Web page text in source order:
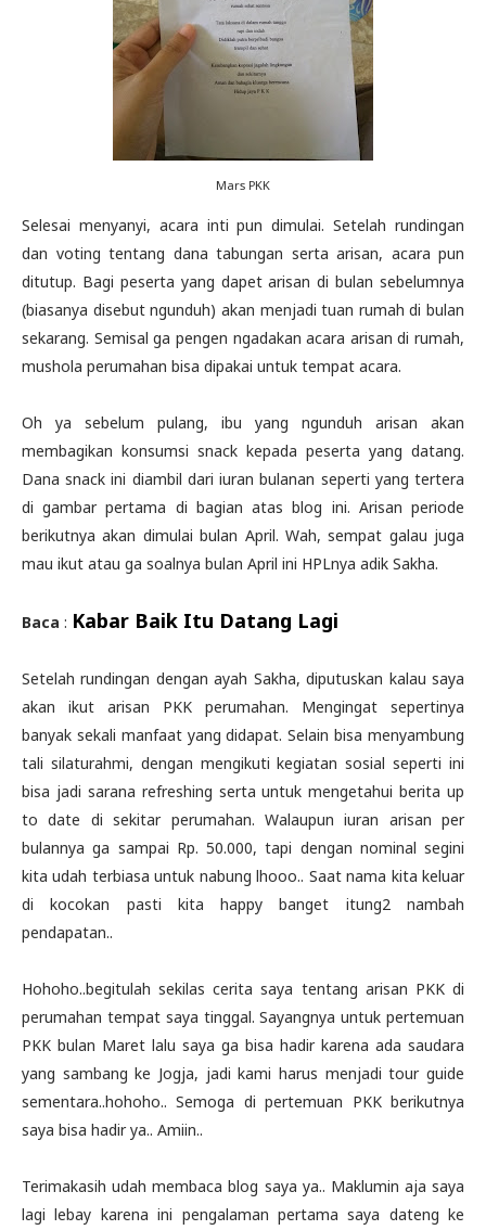
Mars PKK
Selesai menyanyi, acara inti pun dimulai. Setelah rundingan
dan voting tentang dana tabungan serta arisan, acara pun
ditutup. Bagi peserta yang dapet arisan di bulan sebelumnya
(biasanya disebut ngunduh) akan menjadi tuan rumah di bulan
sekarang. Semisal ga pengen ngadakan acara arisan di rumah,
mushola perumahan bisa dipakai untuk tempat acara.
Oh ya sebelum pulang, ibu yang ngunduh arisan akan
membagikan konsumsi snack kepada peserta yang datang.
Dana snack ini diambil dari iuran bulanan seperti yang tertera
di gambar pertama di bagian atas blog ini. Arisan periode
berikutnya akan dimulai bulan April. Wah, sempat galau juga
mau ikut atau ga soalnya bulan April ini HPLnya adik Sakha.
Baca : Kabar Baik Itu Datang Lagi
Setelah rundingan dengan ayah Sakha, diputuskan kalau saya
akan ikut arisan PKK perumahan. Mengingat sepertinya
banyak sekali manfaat yang didapat. Selain bisa menyambung
tali silaturahmi, dengan mengikuti kegiatan sosial seperti ini
bisa jadi sarana refreshing serta untuk mengetahui berita up
to date di sekitar perumahan. Walaupun iuran arisan per
bulannya ga sampai Rp. 50.000, tapi dengan nominal segini
kita udah terbiasa untuk nabung lhooo.. Saat nama kita keluar
di kocokan pasti kita happy banget itung2 nambah
pendapatan..
Hohoho..begitulah sekilas cerita saya tentang arisan PKK di
perumahan tempat saya tinggal. Sayangnya untuk pertemuan
PKK bulan Maret lalu saya ga bisa hadir karena ada saudara
yang sambang ke Jogja, jadi kami harus menjadi tour guide
sementara..hohoho.. Semoga di pertemuan PKK berikutnya
saya bisa hadir ya.. Amiin..
Terimakasih udah membaca blog saya ya.. Maklumin aja saya
lagi lebay karena ini pengalaman pertama saya dateng ke